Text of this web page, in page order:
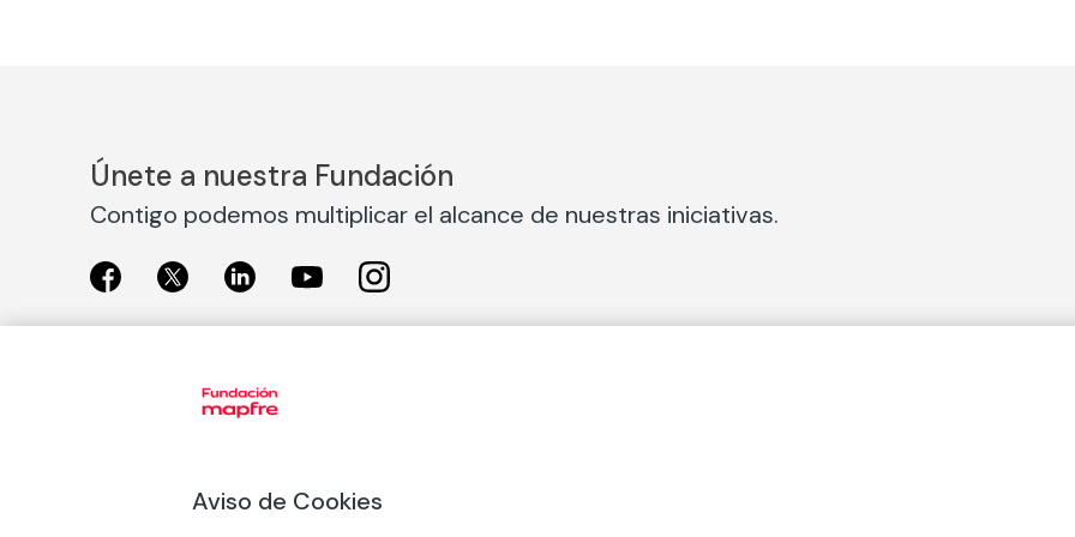
Únete a nuestra Fundación
Contigo podemos multiplicar el alcance de nuestras iniciativas.
Exposiciones en Barcelona
Aviso de Cookies